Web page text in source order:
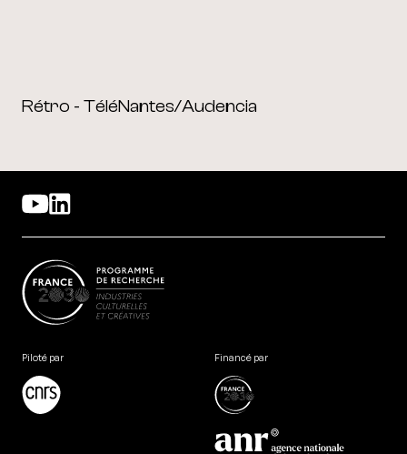
Rétro - TéléNantes/Audencia
Piloté par Financé par